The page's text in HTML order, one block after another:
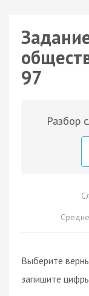
97
Разбор
Выберите
запишите